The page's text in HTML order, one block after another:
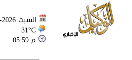
السبت 2026-08-08
31°C
05:59 م